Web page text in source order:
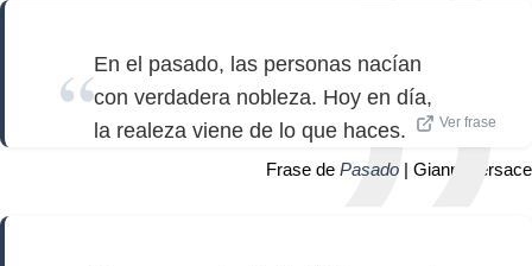
En el pasado, las personas nacían
con verdadera nobleza. Hoy en día,
la realeza viene de lo que haces.
Ver frase
Frase de Pasado | Gianni Versace